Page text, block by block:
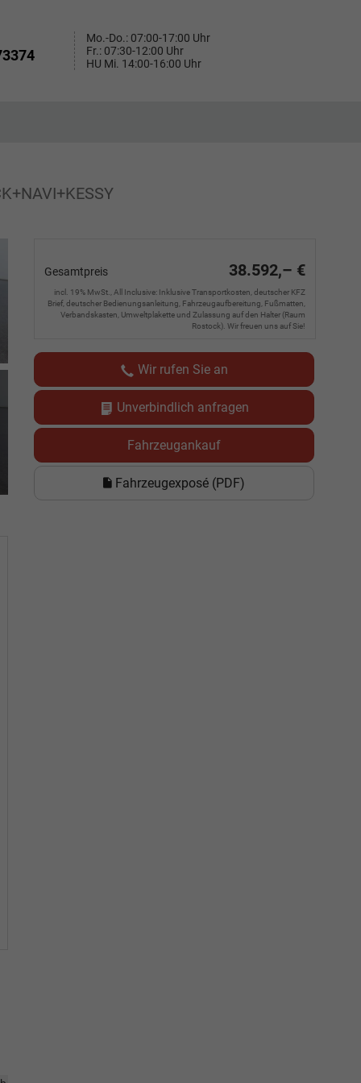
Mo.-Do.: 07:00-17:00 Uhr
Fr.: 07:30-12:00 Uhr
HU Mi. 14:00-16:00 Uhr
Gesamtpreis 38.592,– €
incl. 19% MwSt., All Inclusive: Inklusive Transportkosten, deutscher KFZ
Brief, deutscher Bedienungsanleitung, Fahrzeugaufbereitung, Fußmatten,
Verbandskasten, Umweltplakette und Zulassung auf den Halter (Raum
Rostock). Wir freuen uns auf Sie!
Wir rufen Sie an
Unverbindlich anfragen
Fahrzeugankauf
Fahrzeugexposé (PDF)